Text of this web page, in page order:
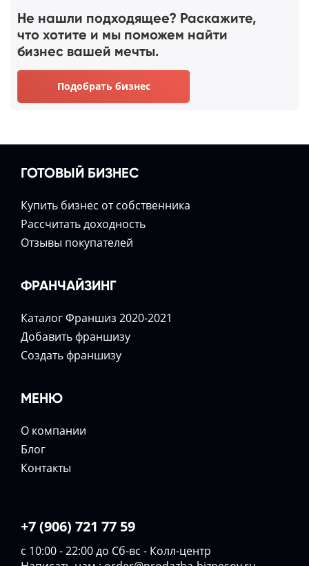
Не нашли подходящее? Раскажите,
что хотите и мы поможем найти
бизнес вашей мечты.
Подобрать бизнес
ГОТОВЫЙ БИЗНЕС
Купить бизнес от собственника
Расcчитать доходность
Отзывы покупателей
ФРАНЧАЙЗИНГ
Каталог Франшиз 2020-2021
Добавить франшизу
Создать франшизу
МЕНЮ
О компании
Блог
Контакты
+7 (906) 721 77 59
с 10:00 - 22:00 до Сб-вс - Колл-центр